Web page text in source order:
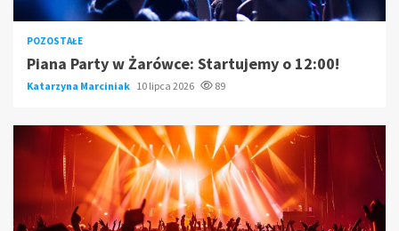
POZOSTAŁE
Piana Party w Żarówce: Startujemy o 12:00!
Katarzyna Marciniak 10 lipca 2026 89